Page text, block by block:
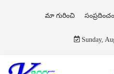
మా గురించి
Sunday,